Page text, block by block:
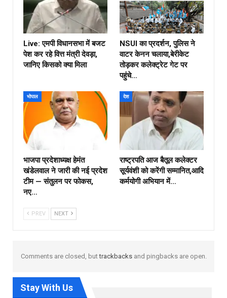
Live: एमपी विधानसभा में बजट
पेश कर रहे वित्त मंत्री देवड़ा,
जानिए किसको क्या मिला
NSUI का प्रदर्शन, पुलिस ने
वाटर केनन चलाया,बेरीकेट
तोड़कर कलेक्ट्रेट गेट पर
पहुंचे…
भोपाल
भाजपा प्रदेशाध्यक्ष हेमंत
खंडेलवाल ने जारी की नई प्रदेश
टीम — संतुलन पर फोकस,
नए…
देश
राष्ट्रपति आज बैतूल कलेक्टर
सूर्यवंशी को करेंगी सम्मानित,आदि
कर्मयोगी अभियान में…
PREV NEXT
Comments are closed, buttrackbacksand pingbacks are open.
Stay With Us